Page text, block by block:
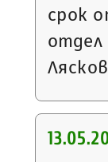
срок
отдел